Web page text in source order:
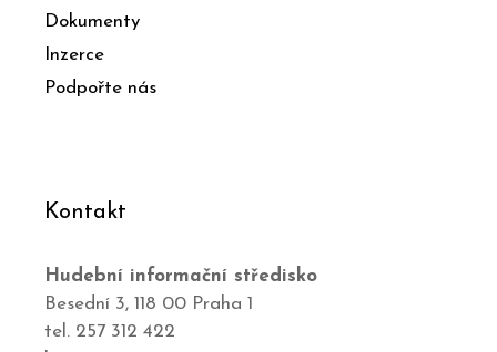
Dokumenty
Inzerce
Podpořte nás
Kontakt
Hudební informační středisko
Besední 3, 118 00 Praha 1
tel. 257 312 422